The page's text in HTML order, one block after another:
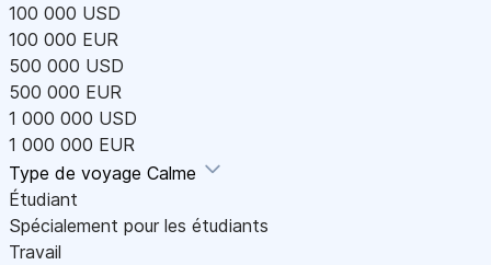
100 000 USD
100 000 EUR
500 000 USD
500 000 EUR
1 000 000 USD
1 000 000 EUR
Type de voyage Calme
Étudiant
Spécialement pour les étudiants
Travail